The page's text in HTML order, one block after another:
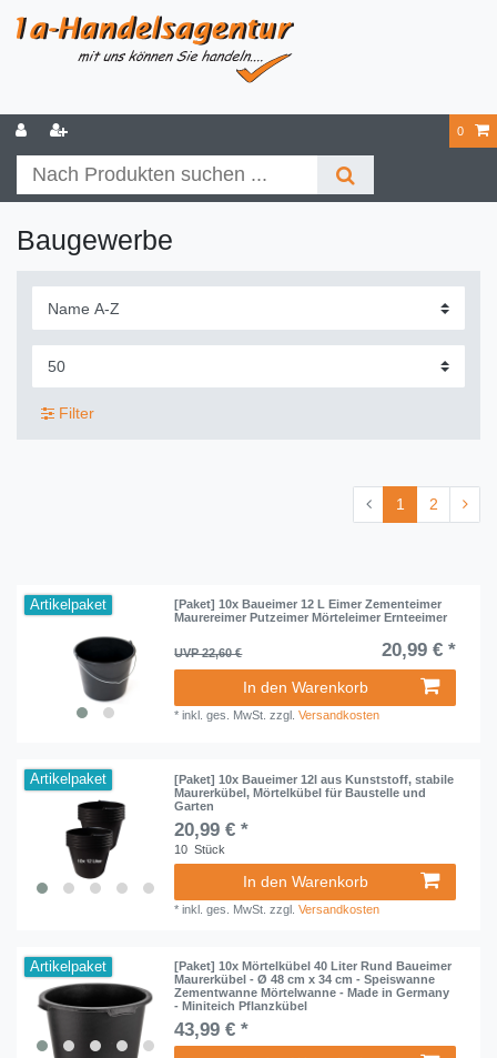
0
Baugewerbe
Filter
1 2
Artikelpaket
[Paket] 10x Baueimer 12 L Eimer Zementeimer
Maurereimer Putzeimer Mörteleimer Ernteeimer
UVP 22,60 € 20,99 € *
In den Warenkorb
*inkl. ges. MwSt. zzgl.Versandkosten
Artikelpaket
[Paket] 10x Baueimer 12l aus Kunststoff, stabile
Maurerkübel, Mörtelkübel für Baustelle und
Garten
20,99 € *
10 Stück
In den Warenkorb
*inkl. ges. MwSt. zzgl.Versandkosten
Artikelpaket
[Paket] 10x Mörtelkübel 40 Liter Rund Baueimer
Maurerkübel - Ø 48 cm x 34 cm - Speiswanne
Zementwanne Mörtelwanne - Made in Germany
- Miniteich Pflanzkübel
43,99 € *